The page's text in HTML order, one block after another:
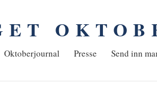
Oktoberjournal Presse Send inn